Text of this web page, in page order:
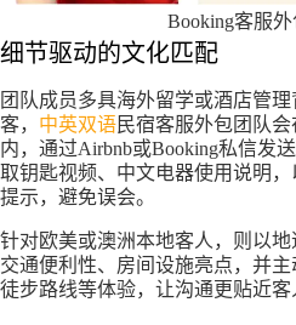
Booking客服外
细节驱动的文化匹配
团队成员多具海外留学或酒店管
客， 中英双语民宿客服外包团队
内，通过Airbnb或Booking私信发
取钥匙视频、中文电器使用说明
提示，避免误会。
针对欧美或澳洲本地客人，则以
交通便利性、房间设施亮点，并主
徒步路线等体验，让沟通更贴近客